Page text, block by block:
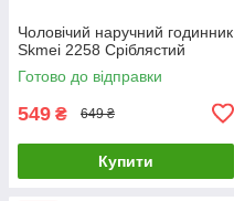
Чоловічий наручний годинник
Skmei 2258 Сріблястий
Готово до відправки
549 ₴ 649 ₴
Купити